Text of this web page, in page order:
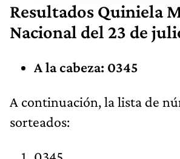
Resultados Quiniela
Nacional del 23 de
A la cabeza: 0345
​A continuación, la lista de
sorteados: